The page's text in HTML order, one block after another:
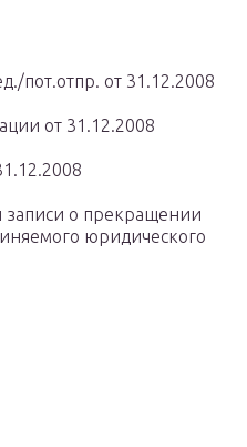
пот.отпр. от 31.12.2008
от 31.12.2008
записи о прекращении
юридического